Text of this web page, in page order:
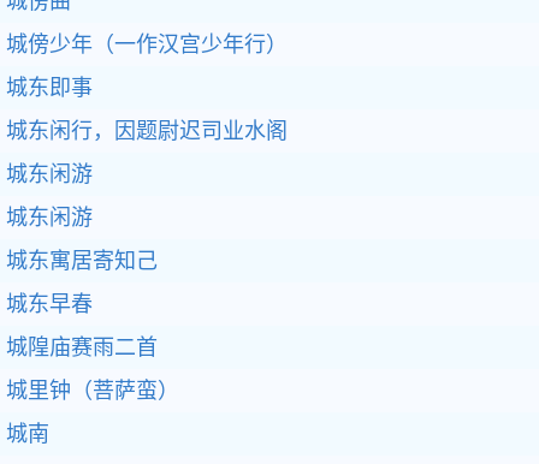
城傍少年（一作汉宫少年行）
城东即事
城东闲行，因题尉迟司业水阁
城东闲游
城东闲游
城东寓居寄知己
城东早春
城隍庙赛雨二首
城里钟（菩萨蛮）
城南